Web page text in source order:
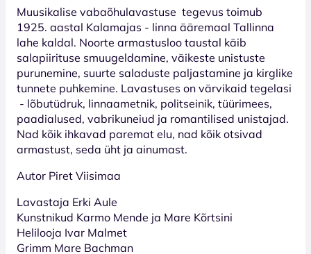
Muusikalise vabaõhulavastuse tegevus toimub
1925. aastal Kalamajas - linna ääremaal Tallinna
lahe kaldal. Noorte armastusloo taustal käib
salapiirituse smuugeldamine, väikeste unistuste
purunemine, suurte saladuste paljastamine ja kirglike
tunnete puhkemine. Lavastuses on värvikaid tegelasi
- lõbutüdruk, linnaametnik, politseinik, tüürimees,
paadialused, vabrikuneiud ja romantilised unistajad.
Nad kõik ihkavad paremat elu, nad kõik otsivad
armastust, seda üht ja ainumast.
Autor Piret Viisimaa
Lavastaja Erki Aule
Kunstnikud Karmo Mende ja Mare Kõrtsini
Helilooja Ivar Malmet
Grimm Mare Bachman